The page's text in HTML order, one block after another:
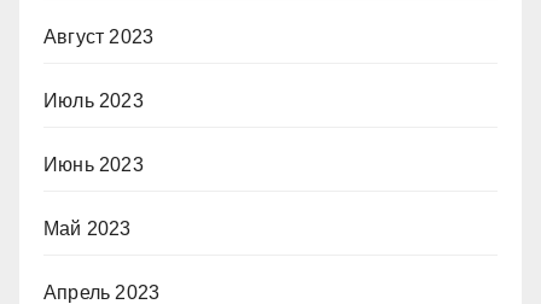
Август 2023
Июль 2023
Июнь 2023
Май 2023
Апрель 2023